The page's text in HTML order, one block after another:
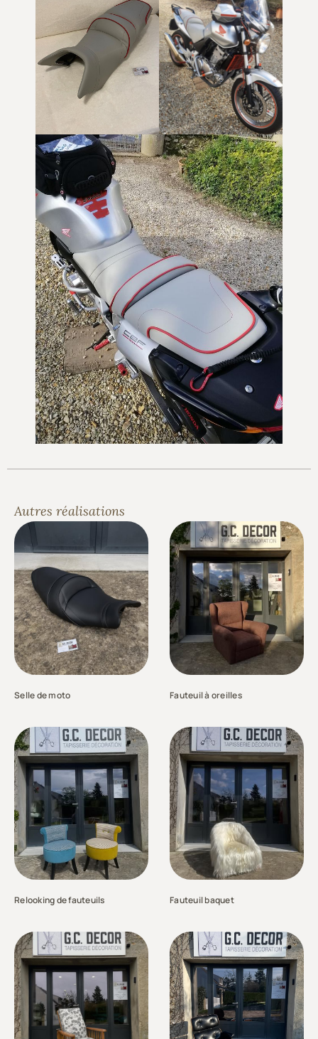
Autres réalisations
Selle de moto Fauteuil à oreilles
Relooking de fauteuils Fauteuil baquet